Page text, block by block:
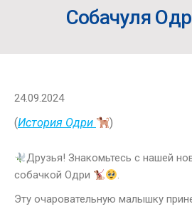
Собачуля
24.09.2024
(История Одри )
Друзья! Знакомьтесь с нашей
собачкой Одри
.
Эту очаровательную малышку